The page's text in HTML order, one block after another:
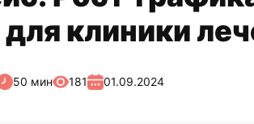
клиники
50 мин 181 01.09.2024